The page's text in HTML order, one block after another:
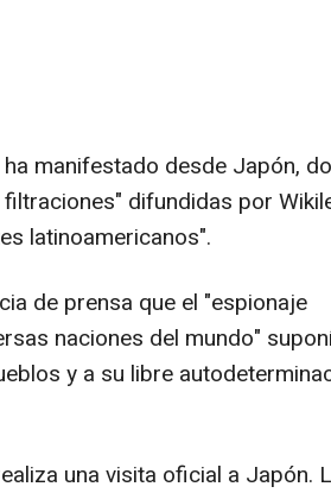
manifestado desde Japón,
difundidas por
latinoamericanos".
de prensa que el "espionaje
naciones del mundo"
y a su libre
una visita oficial a Japón.